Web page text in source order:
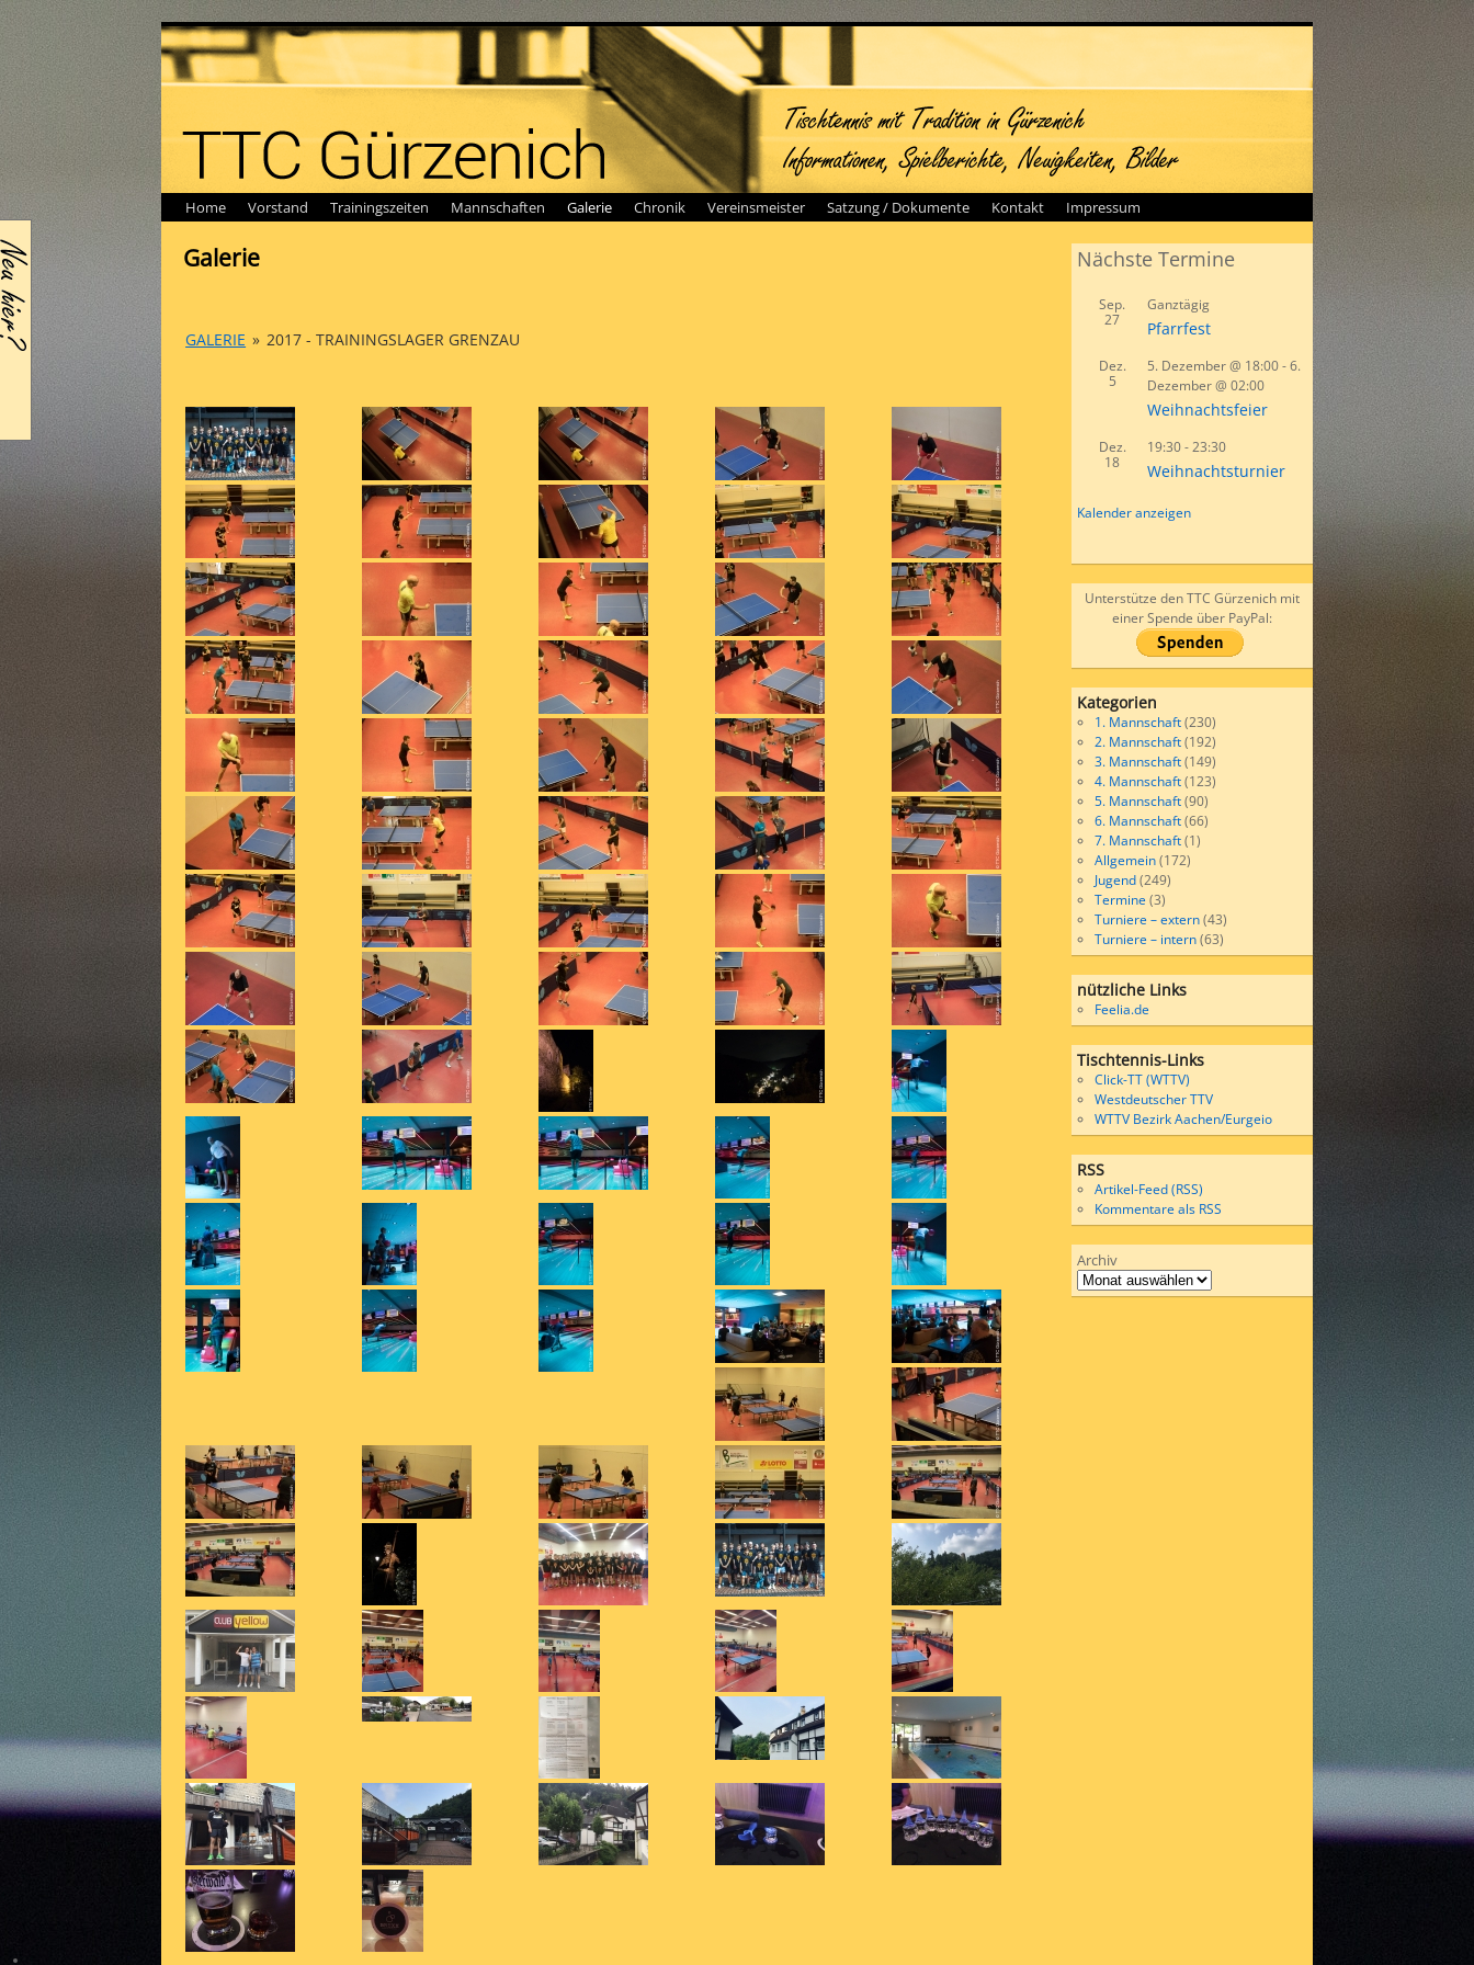
Home Vorstand Trainingszeiten Mannschaften Galerie Chronik Vereinsmeister Satzung / Dokumente Kontakt Impressum
Galerie
GALERIE » 2017 - TRAININGSLAGER GRENZAU
Nächste Termine
Sep.
27
Ganztägig
Pfarrfest
Dez.
5
5. Dezember @ 18:00-6.
Dezember @ 02:00
Weihnachtsfeier
Dez.
18
19:30-23:30
Weihnachtsturnier
Kalender anzeigen
Unterstütze den TTC Gürzenich mit
einer Spende über PayPal:
Kategorien
1. Mannschaft(230)
2. Mannschaft(192)
3. Mannschaft(149)
4. Mannschaft(123)
5. Mannschaft(90)
6. Mannschaft(66)
7. Mannschaft(1)
Allgemein(172)
Jugend(249)
Termine(3)
Turniere – extern(43)
Turniere – intern(63)
nützliche Links
Feelia.de
Tischtennis-Links
Click-TT (WTTV)
Westdeutscher TTV
WTTV Bezirk Aachen/Eurgeio
RSS
Artikel-Feed (RSS)
Kommentare als RSS
Archiv